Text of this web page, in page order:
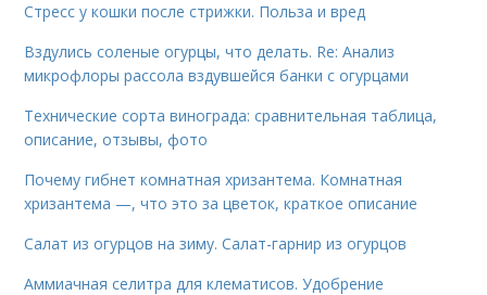
Стресс у кошки после стрижки. Польза и вред
Вздулись соленые огурцы, что делать. Re: Анализ
микрофлоры рассола вздувшейся банки с огурцами
Технические сорта винограда: сравнительная таблица,
описание, отзывы, фото
Почему гибнет комнатная хризантема. Комнатная
хризантема —, что это за цветок, краткое описание
Салат из огурцов на зиму. Салат-гарнир из огурцов
Аммиачная селитра для клематисов. Удобрение